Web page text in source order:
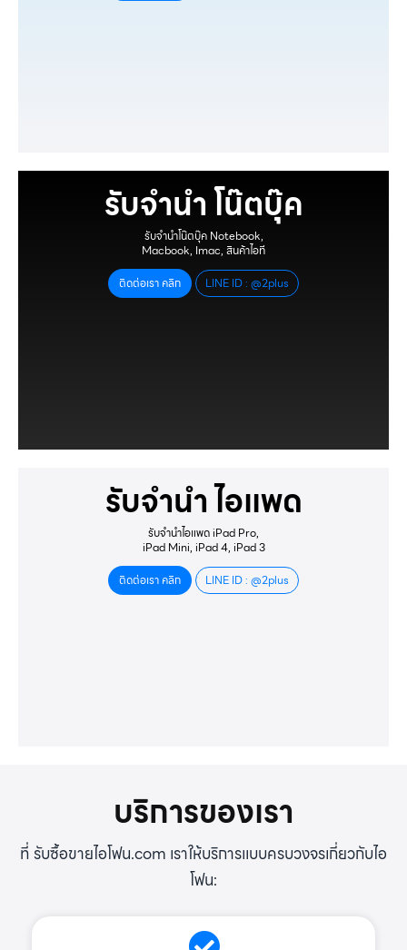
รับจำนำ โน๊ตบุ๊ค
รับจำนำโน๊ตบุ๊ค Notebook,
Macbook, Imac, สินค้าไอที
ติดต่อเรา คลิก
LINE ID : @2plus
รับจำนำ ไอแพด
รับจำนำไอแพด iPad Pro,
iPad Mini, iPad 4, iPad 3
ติดต่อเรา คลิก
LINE ID : @2plus
บริการของเรา
ที่ รับซื้อขายไอโฟน.com เราให้บริการแบบครบวงจรเกี่ยวกับไอ
โฟน: